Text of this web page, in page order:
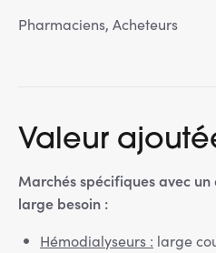
Pharmaciens, Acheteurs
Valeur
Marchés spécifiques avec
large besoin :
Hémodialyseurs : large